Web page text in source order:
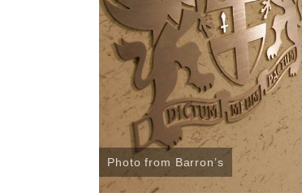
Photo from Barron’s